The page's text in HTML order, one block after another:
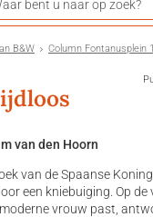
B&W Column Fontanusplein 1
van den Hoorn
van de Spaanse
een kniebuiging. Op
vrouw past,